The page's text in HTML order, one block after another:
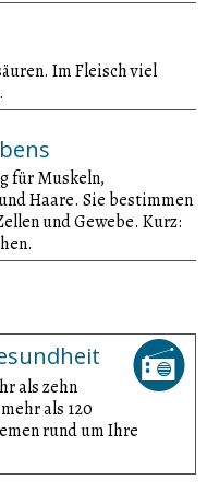
Im Fleisch viel
für Muskeln,
Haare. Sie bestimmen
und Gewebe. Kurz:
als zehn
als 120
rund um Ihre